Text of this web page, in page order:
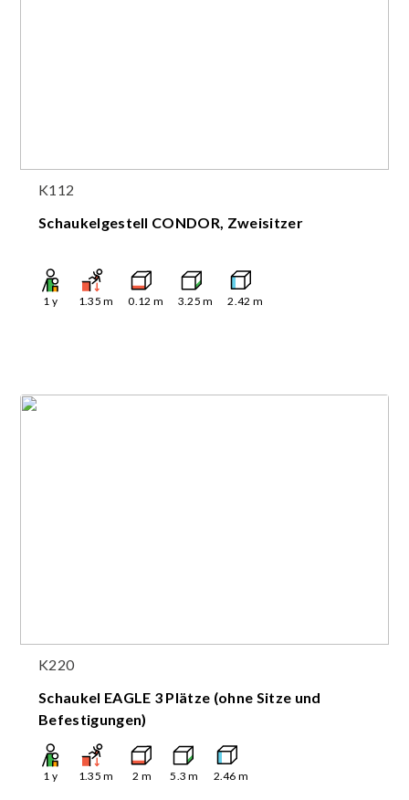
K112
Schaukelgestell CONDOR, Zweisitzer
1 y 1.35 m 0.12 m 3.25 m 2.42 m
K220
Schaukel EAGLE 3 Plätze (ohne Sitze und
Befestigungen)
1 y 1.35 m 2 m 5.3 m 2.46 m